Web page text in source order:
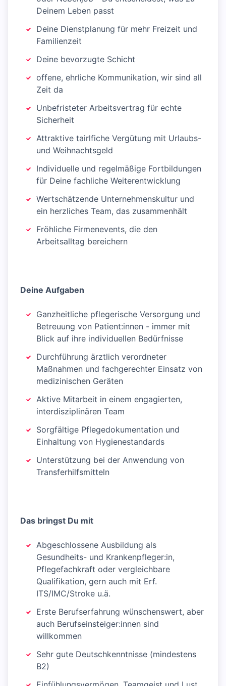
Deinem Leben passt
Deine Dienstplanung für mehr Freizeit und
Familienzeit
Deine bevorzugte Schicht
offene, ehrliche Kommunikation, wir sind all
Zeit da
Unbefristeter Arbeitsvertrag für echte
Sicherheit
Attraktive tairlfiche Vergütung mit Urlaubs-
und Weihnachtsgeld
Individuelle und regelmäßige Fortbildungen
für Deine fachliche Weiterentwicklung
Wertschätzende Unternehmenskultur und
ein herzliches Team, das zusammenhält
Fröhliche Firmenevents, die den
Arbeitsalltag bereichern
Deine Aufgaben
Ganzheitliche pflegerische Versorgung und
Betreuung von Patient:innen - immer mit
Blick auf ihre individuellen Bedürfnisse
Durchführung ärztlich verordneter
Maßnahmen und fachgerechter Einsatz von
medizinischen Geräten
Aktive Mitarbeit in einem engagierten,
interdisziplinären Team
Sorgfältige Pflegedokumentation und
Einhaltung von Hygienestandards
Unterstützung bei der Anwendung von
Transferhilfsmitteln
Das bringst Du mit
Abgeschlossene Ausbildung als
Gesundheits- und Krankenpfleger:in,
Pflegefachkraft oder vergleichbare
Qualifikation, gern auch mit Erf.
ITS/IMC/Stroke u.ä.
Erste Berufserfahrung wünschenswert, aber
auch Berufseinsteiger:innen sind
willkommen
Sehr gute Deutschkenntnisse (mindestens
B2)